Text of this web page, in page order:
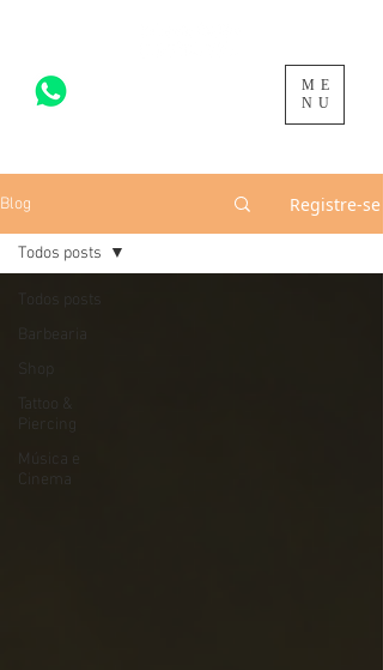
ME
NU
Blog Registre-se
Todos posts
Barbearia
Tattoo &
Piercing
Música e
Cinema
Todos posts